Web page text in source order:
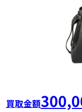
買取金額